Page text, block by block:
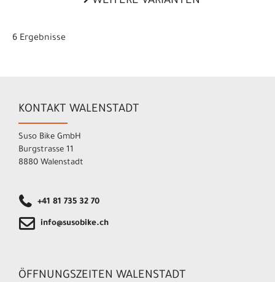
6 Ergebnisse
KONTAKT WALENSTADT
Suso Bike GmbH
Burgstrasse 11
8880 Walenstadt
+41 81 735 32 70
info@susobike.ch
ÖFFNUNGSZEITEN WALENSTADT